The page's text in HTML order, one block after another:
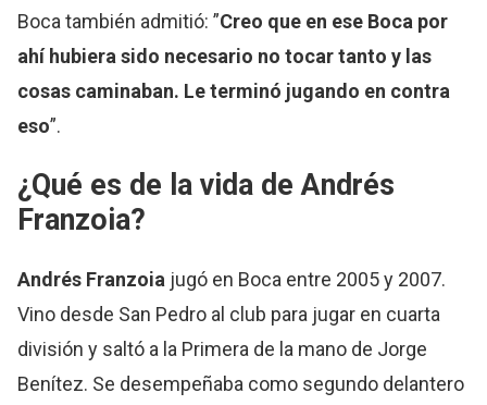
Boca también admitió: ”Creo que en ese Boca por
ahí hubiera sido necesario no tocar tanto y las
cosas caminaban. Le terminó jugando en contra
eso”.
¿Qué es de la vida de Andrés
Franzoia?
Andrés Franzoia jugó en Boca entre 2005 y 2007.
Vino desde San Pedro al club para jugar en cuarta
división y saltó a la Primera de la mano de Jorge
Benítez. Se desempeñaba como segundo delantero